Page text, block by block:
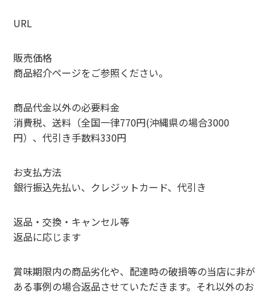
URL
販売価格
商品紹介ページをご参照ください。
商品代金以外の必要料金
消費税、送料（全国一律770円(沖縄県の場合3000
円）、代引き手数料330円
お支払方法
銀行振込先払い、クレジットカード、代引き
返品・交換・キャンセル等
返品に応じます
賞味期限内の商品劣化や、配達時の破損等の当店に非が
ある事例の場合返品させていただきます。それ以外のお